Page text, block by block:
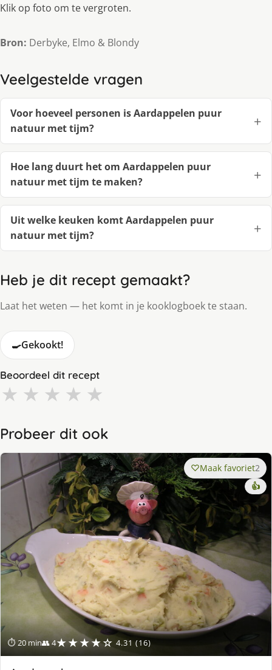
Klik op foto om te vergroten.
Bron: Derbyke, Elmo & Blondy
Veelgestelde vragen
Voor hoeveel personen is Aardappelen puur
natuur met tijm?
Hoe lang duurt het om Aardappelen puur
natuur met tijm te maken?
Uit welke keuken komt Aardappelen puur
natuur met tijm?
Heb je dit recept gemaakt?
Laat het weten — het komt in je kooklogboek te staan.
🍳Gekookt!
Beoordeel dit recept
★ ★ ★ ★ ★
Probeer dit ook
⏱ 20 min👥 4★★★★☆ 4.31 (16)
Maak favoriet2
👍